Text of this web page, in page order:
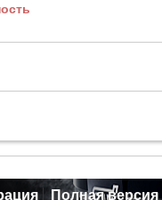
Полная версия